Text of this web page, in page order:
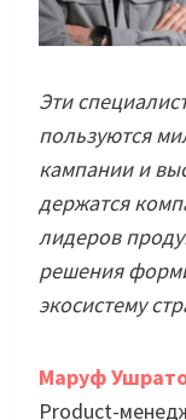
Эти
пользуются
кампании и
держатся
лидеров
решения
экосистему
Марyф
Product-